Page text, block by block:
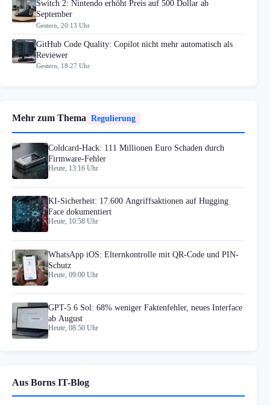
Switch 2: Nintendo erhöht Preis auf 500 Dollar ab
September
Gestern, 20:13 Uhr
GitHub Code Quality: Copilot nicht mehr automatisch als
Reviewer
Gestern, 18:27 Uhr
Mehr zum Thema Regulierung
Coldcard-Hack: 111 Millionen Euro Schaden durch
Firmware-Fehler
Heute, 13:16 Uhr
KI-Sicherheit: 17.600 Angriffsaktionen auf Hugging
Face dokumentiert
Heute, 10:58 Uhr
WhatsApp iOS: Elternkontrolle mit QR-Code und PIN-
Schutz
Heute, 09:00 Uhr
GPT-5.6 Sol: 68% weniger Faktenfehler, neues Interface
ab August
Heute, 08:50 Uhr
Aus Borns IT-Blog